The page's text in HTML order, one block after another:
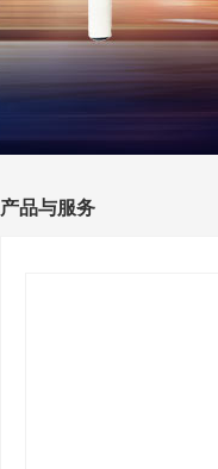
产品与服务